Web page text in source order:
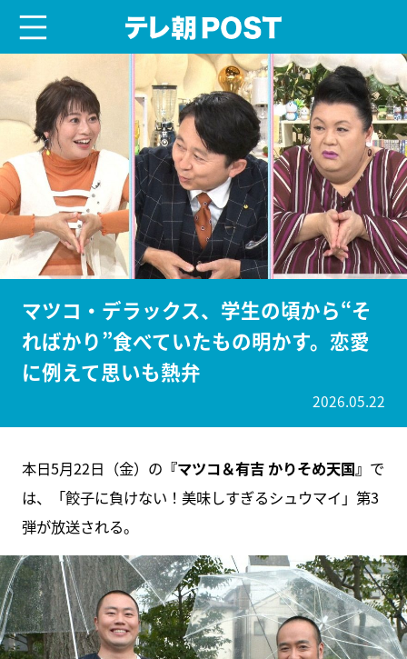
マツコ・デラックス、学生の頃から“そ
ればかり”食べていたもの明かす。恋愛
に例えて思いも熱弁
2026.05.22
本日5月22日（金）の 『マツコ＆有吉 かりそめ天国』 で
は、「餃子に負けない！美味しすぎるシュウマイ」第3
弾が放送される。